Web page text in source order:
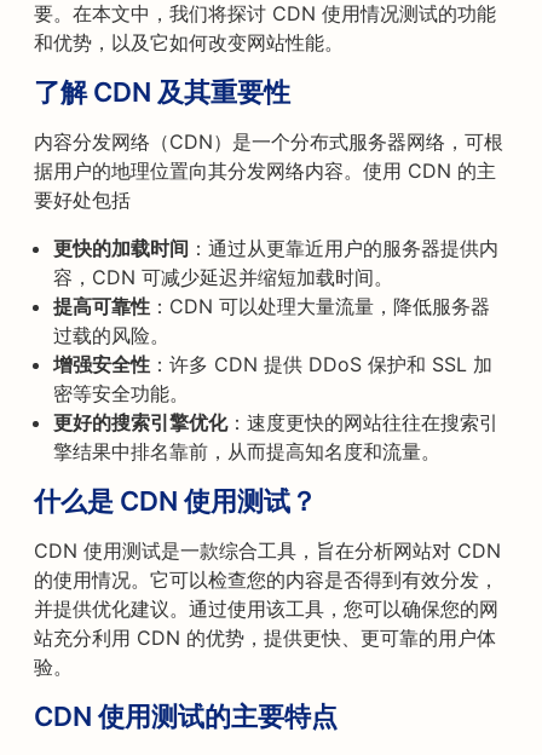
要。在本文中，我们将探讨 CDN 使用情况测试的功能
和优势，以及它如何改变网站性能。
了解 CDN 及其重要性
内容分发网络（CDN）是一个分布式服务器网络，可根
据用户的地理位置向其分发网络内容。使用 CDN 的主
要好处包括
更快的加载时间 ：通过从更靠近用户的服务器提供内
容，CDN 可减少延迟并缩短加载时间。
提高可靠性 ：CDN 可以处理大量流量，降低服务器
过载的风险。
增强安全性 ：许多 CDN 提供 DDoS 保护和 SSL 加
密等安全功能。
更好的搜索引擎优化：速度更快的网站往往在搜索引
擎结果中排名靠前，从而提高知名度和流量。
什么是 CDN 使用测试？
CDN 使用测试是一款综合工具，旨在分析网站对 CDN
的使用情况。它可以检查您的内容是否得到有效分发，
并提供优化建议。通过使用该工具，您可以确保您的网
站充分利用 CDN 的优势，提供更快、更可靠的用户体
验。
CDN 使用测试的主要特点